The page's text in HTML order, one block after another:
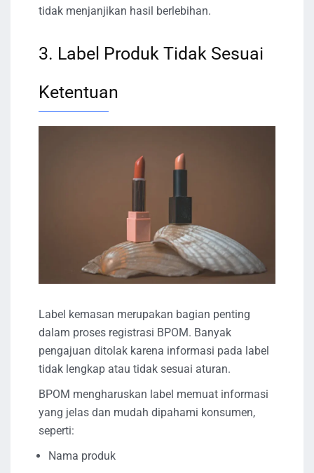
tidak menjanjikan hasil berlebihan.
3. Label Produk Tidak Sesuai
Ketentuan
Label kemasan merupakan bagian penting
dalam proses registrasi BPOM. Banyak
pengajuan ditolak karena informasi pada label
tidak lengkap atau tidak sesuai aturan.
BPOM mengharuskan label memuat informasi
yang jelas dan mudah dipahami konsumen,
seperti:
Nama produk